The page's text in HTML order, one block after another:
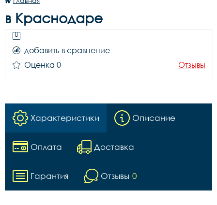
в Краснодаре
добавить в сравнение
Оценка 0
Отзывы
Характеристики Описание
Оплата Доставка
Гарантия Отзывы 0